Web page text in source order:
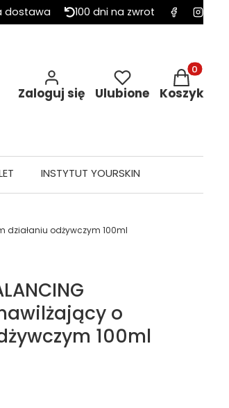
dostawa 100 dni na zwrot
Zaloguj się Ulubione
Produkty
Koszyk
INSTYTUT YOURSKIN
działaniu odżywczym 100ml
o
100ml